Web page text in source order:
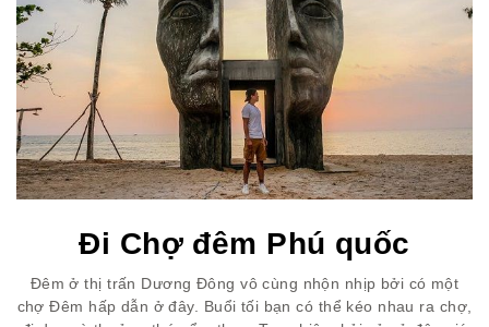
Đi Chợ đêm Phú quốc
Đêm ở thị trấn Dương Đông vô cùng nhộn nhịp bởi có một
chợ Đêm hấp dẫn ở đây. Buổi tối bạn có thể kéo nhau ra chợ,